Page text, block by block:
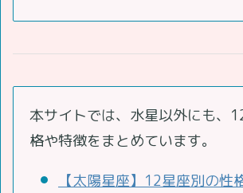
本サイトでは、水星以外にも、
格や特徴をまとめています。
【太陽星座】12星座別の性